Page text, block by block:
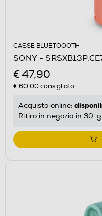
CASSE BLUETOOOTH
SONY -
€ 47,90
€ 60,00consigliato
Acquisto online:
Ritiro in negozio in 30'